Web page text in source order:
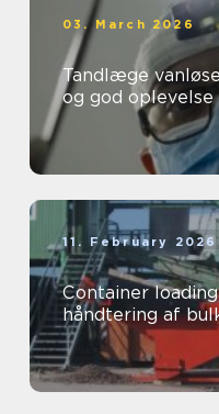
03. March 2026
Tandlæge vanløse sådan får du en tryg
og god
11. February 2026
Container
håndtering af